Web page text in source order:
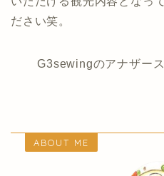
ださい笑。
G3sewingのアナザー
ABOUT ME